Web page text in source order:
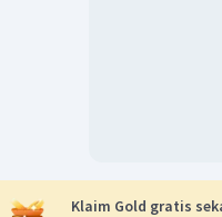
Klaim Gold gratis